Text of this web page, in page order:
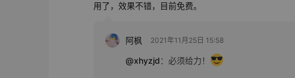
用了，效果不错，目前免费。
阿枫 2021年11月25日 15:58
@xhyzjd： 必须给力！